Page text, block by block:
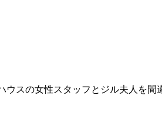
スの女性スタッフとジル夫人を